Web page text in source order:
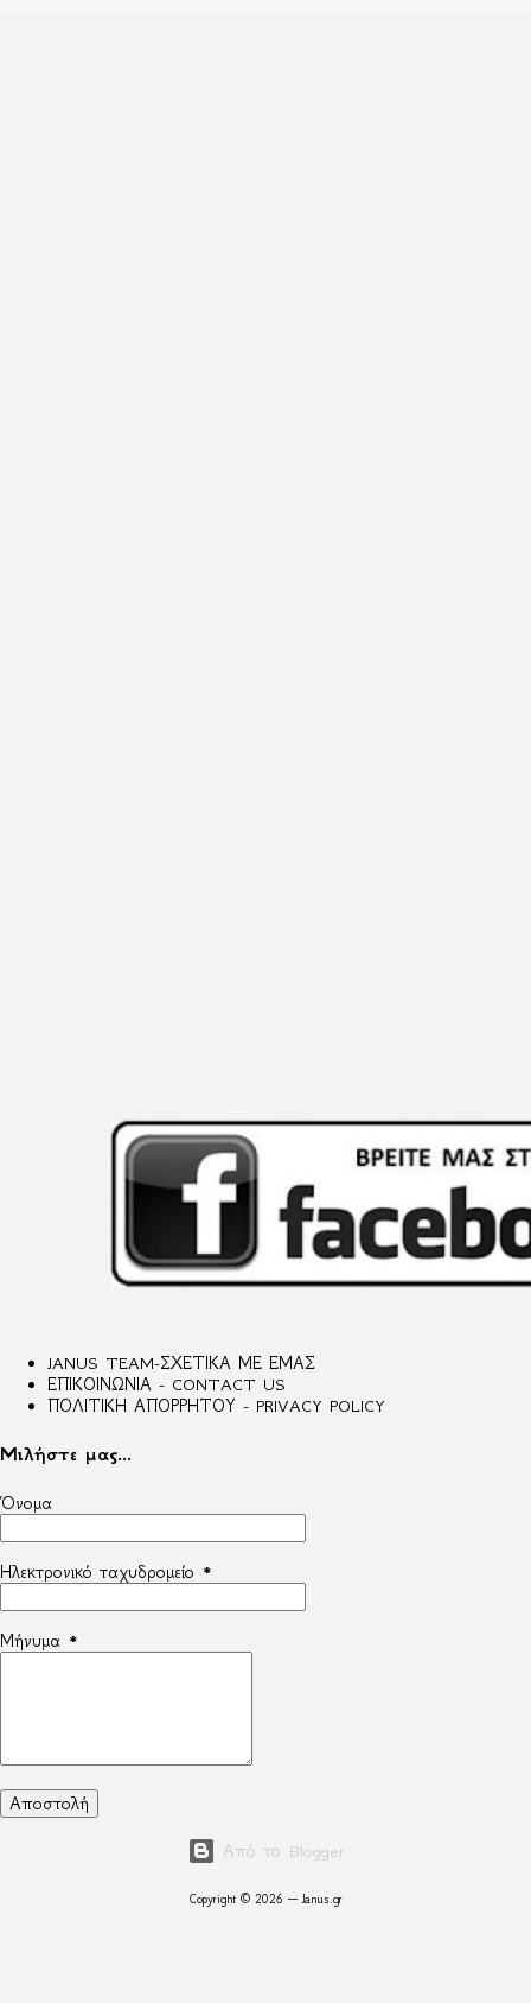
JANUS TEAM-ΣΧΕΤΙΚΑ ΜΕ ΕΜΑΣ
ΕΠΙΚΟΙΝΩΝΙΑ - CONTACT US
ΠΟΛΙΤΙΚΗ ΑΠΟΡΡΗΤΟΥ - PRIVACY POLICY
Μιλήστε μας...
Όνομα
Ηλεκτρονικό ταχυδρομείο *
Μήνυμα *
Από το Blogger
Copyright © 2026 — Janus.gr